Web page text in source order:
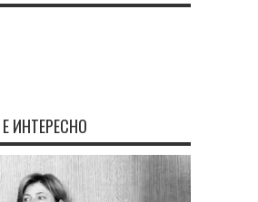
ИНТЕРЕСНО